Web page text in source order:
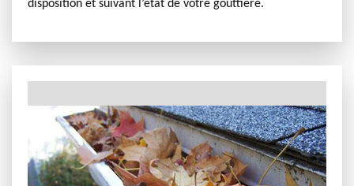
disposition et suivant l’état de votre gouttière.